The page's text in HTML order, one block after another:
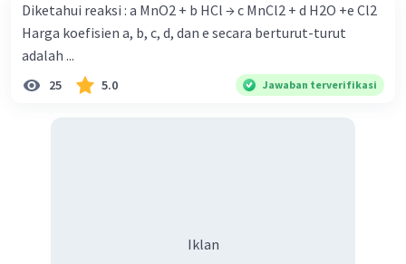
Diketahui reaksi : a MnO2 + b HCl → c MnCl2 + d H2O +e Cl2
Harga koefisien a, b, c, d, dan e secara berturut-turut
adalah ...
25 5.0 Jawaban terverifikasi
Iklan